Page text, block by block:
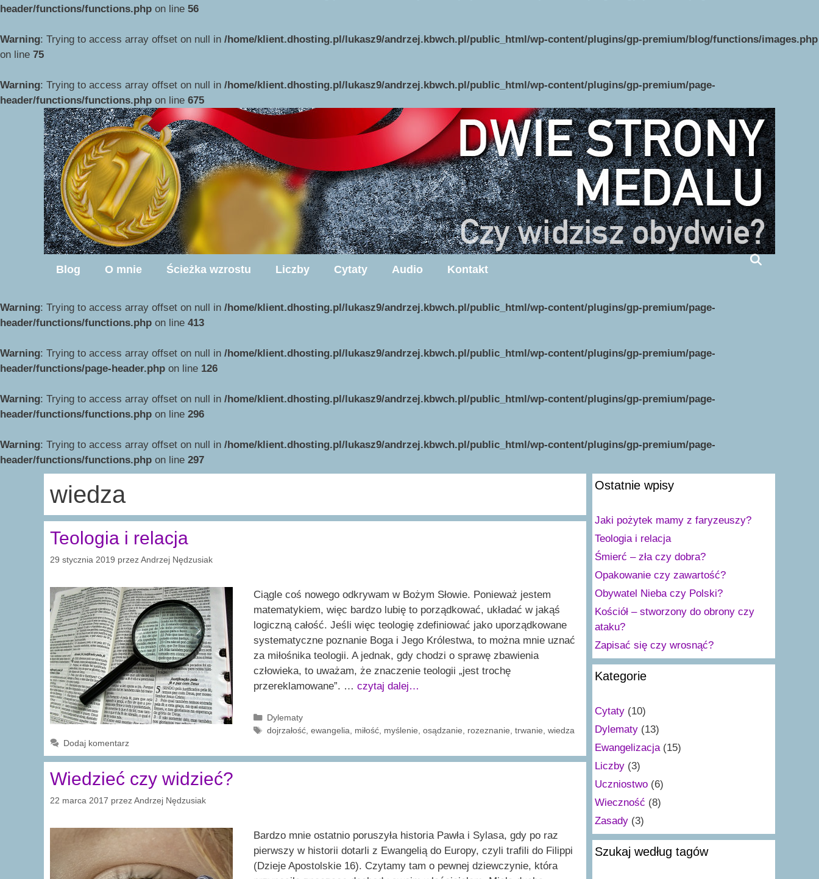
header/functions/functions.php on line 56
Warning: Trying to access array offset on null in /home/klient.dhosting.pl/lukasz9/andrzej.kbwch.pl/public_html/wp-content/plugins/gp-premium/blog/functions/images.php
on line 75
do
treści
Warning: Trying to access array offset on null in /home/klient.dhosting.pl/lukasz9/andrzej.kbwch.pl/public_html/wp-content/plugins/gp-premium/page-
header/functions/functions.php on line 675
Blog O mnie Ścieżka wzrostu Liczby Cytaty Audio Kontakt
Warning: Trying to access array offset on null in /home/klient.dhosting.pl/lukasz9/andrzej.kbwch.pl/public_html/wp-content/plugins/gp-premium/page-
header/functions/functions.php on line 413
Warning: Trying to access array offset on null in /home/klient.dhosting.pl/lukasz9/andrzej.kbwch.pl/public_html/wp-content/plugins/gp-premium/page-
header/functions/page-header.php on line 126
Warning: Trying to access array offset on null in /home/klient.dhosting.pl/lukasz9/andrzej.kbwch.pl/public_html/wp-content/plugins/gp-premium/page-
header/functions/functions.php on line 296
Warning: Trying to access array offset on null in /home/klient.dhosting.pl/lukasz9/andrzej.kbwch.pl/public_html/wp-content/plugins/gp-premium/page-
header/functions/functions.php on line 297
wiedza
Teologia i relacja
29 stycznia 2019 przezAndrzej Nędzusiak
Ciągle coś nowego odkrywam w Bożym Słowie. Ponieważ jestem
matematykiem, więc bardzo lubię to porządkować, układać w jakąś
logiczną całość. Jeśli więc teologię zdefiniować jako uporządkowane
systematyczne poznanie Boga i Jego Królestwa, to można mnie uznać
za miłośnika teologii. A jednak, gdy chodzi o sprawę zbawienia
człowieka, to uważam, że znaczenie teologii „jest trochę
przereklamowane”. … czytaj dalej…
Kategorie
Dylematy
Tagi
dojrzałość, ewangelia miłość, myślenie osądzanie rozeznanie trwanie wiedza
Dodaj komentarz
Wiedzieć czy widzieć?
22 marca 2017 przezAndrzej Nędzusiak
Bardzo mnie ostatnio poruszyła historia Pawła i Sylasa, gdy po raz
pierwszy w historii dotarli z Ewangelią do Europy, czyli trafili do Filippi
(Dzieje Apostolskie 16). Czytamy tam o pewnej dziewczynie, która
Ostatnie wpisy
Jaki pożytek mamy z faryzeuszy?
Teologia i relacja
Śmierć – zła czy dobra?
Opakowanie czy zawartość?
Obywatel Nieba czy Polski?
Kościół – stworzony do obrony czy
ataku?
Zapisać się czy wrosnąć?
Kategorie
Cytaty (10)
Dylematy (13)
Ewangelizacja(15)
Liczby (3)
Uczniostwo (6)
Wieczność (8)
Zasady (3)
Szukaj według tagów